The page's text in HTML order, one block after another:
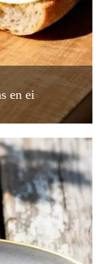
en ei